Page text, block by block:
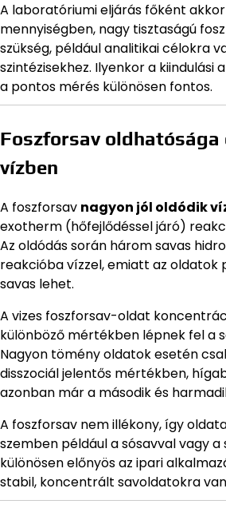
A laboratóriumi eljárás főként
mennyiségben, nagy tisztaságú
szükség, például analitikai célokra
szintézisekhez. Ilyenkor a kiindulási
a pontos mérés különösen fontos.
Foszforsav oldhatósága
vízben
A foszforsav nagyon jól oldódik
exotherm (hőfejlődéssel járó)
Az oldódás során három savas
reakcióba vízzel, emiatt az oldatok
savas lehet.
A vizes foszforsav-oldat
különböző mértékben lépnek fel a
Nagyon tömény oldatok esetén
disszociál jelentős mértékben,
azonban már a második és
A foszforsav nem illékony, így
szemben például a sósavval vagy a
különösen előnyös az ipari
stabil, koncentrált savoldatokra van